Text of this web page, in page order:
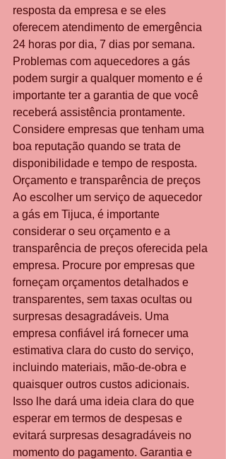
resposta da empresa e se eles
oferecem atendimento de emergência
24 horas por dia, 7 dias por semana.
Problemas com aquecedores a gás
podem surgir a qualquer momento e é
importante ter a garantia de que você
receberá assistência prontamente.
Considere empresas que tenham uma
boa reputação quando se trata de
disponibilidade e tempo de resposta.
Orçamento e transparência de preços
Ao escolher um serviço de aquecedor
a gás em Tijuca, é importante
considerar o seu orçamento e a
transparência de preços oferecida pela
empresa. Procure por empresas que
forneçam orçamentos detalhados e
transparentes, sem taxas ocultas ou
surpresas desagradáveis. Uma
empresa confiável irá fornecer uma
estimativa clara do custo do serviço,
incluindo materiais, mão-de-obra e
quaisquer outros custos adicionais.
Isso lhe dará uma ideia clara do que
esperar em termos de despesas e
evitará surpresas desagradáveis ​​no
momento do pagamento. Garantia e